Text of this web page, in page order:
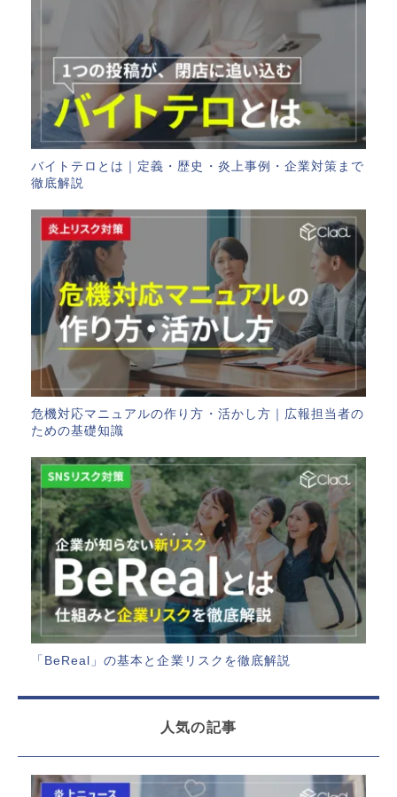
バイトテロとは｜定義・歴史・炎上事例・企業対策まで
徹底解説
危機対応マニュアルの作り方・活かし方｜広報担当者の
ための基礎知識
「BeReal」の基本と企業リスクを徹底解説
人気の記事